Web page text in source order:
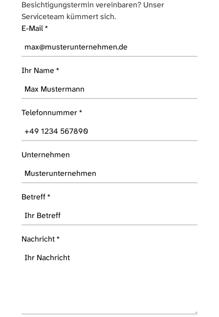
Besichtigungstermin vereinbaren? Unser
Serviceteam kümmert sich.
E-Mail*
Ihr Name *
Telefonnummer*
Unternehmen
Betreff*
Nachricht*